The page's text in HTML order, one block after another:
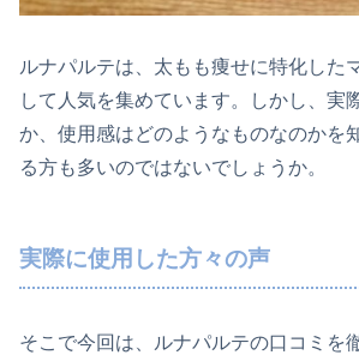
ルナパルテは、太もも痩せに特化した
して人気を集めています。しかし、実
か、使用感はどのようなものなのかを
る方も多いのではないでしょうか。
実際に使用した方々の声
そこで今回は、ルナパルテの口コミを